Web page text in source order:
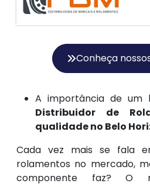
A importância de um
Distribuidor de
qualidade no Belo
Cada vez mais se fala
rolamentos no mercado,
componente faz? O
Conheça